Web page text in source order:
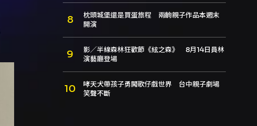
枕頭城堡還是買蛋旅程 兩齣親子作品本週末
開演
影／半線森林狂歡節《絃之森》 8月14日員林
演藝廳登場
哮天犬帶孩子勇闖歌仔戲世界 台中親子劇場
笑聲不斷